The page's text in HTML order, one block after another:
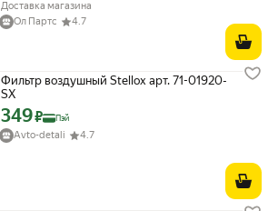
Доставка магазина
Ол Партс
4.7
Фильтр воздушный Stellox арт. 71-01920-
SX
Цена с картой Яндекс Пэй 349 ₽ вместо
349₽ Пэй
Avto-detali 4.7